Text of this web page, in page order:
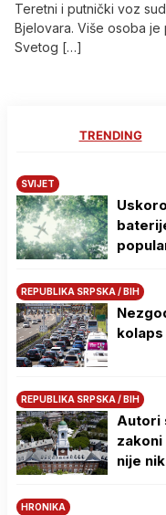
Teretni i putnički voz
Bjelovara. Više osoba
Svetog […]
TRENDING
SVIJET
REPUBLIKA SRPSKA / BIH
REPUBLIKA SRPSKA / BIH
Autori
nije
HRONIKA